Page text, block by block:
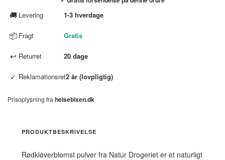
🚚 Levering 1-3 hverdage
📦 Fragt Gratis
↩ Returret 20 dage
✓ Reklamationsret2 år (lovpligtig)
Prisoplysning fra helsebixen.dk
PRODUKTBESKRIVELSE
Rødkløverblomst pulver fra Natur Drogeriet er et naturligt